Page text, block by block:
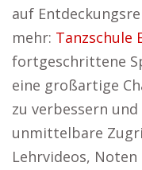
auf
mehr: Tanzschule
fortgeschrittene
eine großartige
zu verbessern
unmittelbare
Lehrvideos,